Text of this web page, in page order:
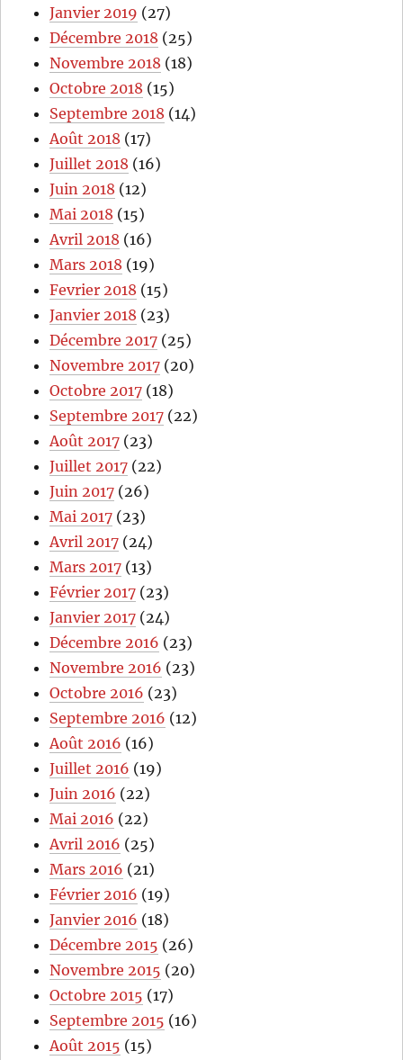
Janvier 2019 (27)
Décembre 2018 (25)
Novembre 2018 (18)
Octobre 2018 (15)
Septembre 2018 (14)
Août 2018 (17)
Juillet 2018 (16)
Juin 2018 (12)
Mai 2018 (15)
Avril 2018 (16)
Mars 2018 (19)
Fevrier 2018 (15)
Janvier 2018 (23)
Décembre 2017 (25)
Novembre 2017 (20)
Octobre 2017 (18)
Septembre 2017 (22)
Août 2017 (23)
Juillet 2017 (22)
Juin 2017 (26)
Mai 2017 (23)
Avril 2017 (24)
Mars 2017 (13)
Février 2017 (23)
Janvier 2017 (24)
Décembre 2016 (23)
Novembre 2016 (23)
Octobre 2016 (23)
Septembre 2016 (12)
Août 2016 (16)
Juillet 2016 (19)
Juin 2016 (22)
Mai 2016 (22)
Avril 2016 (25)
Mars 2016 (21)
Février 2016 (19)
Janvier 2016 (18)
Décembre 2015 (26)
Novembre 2015 (20)
Octobre 2015 (17)
Septembre 2015 (16)
Août 2015 (15)